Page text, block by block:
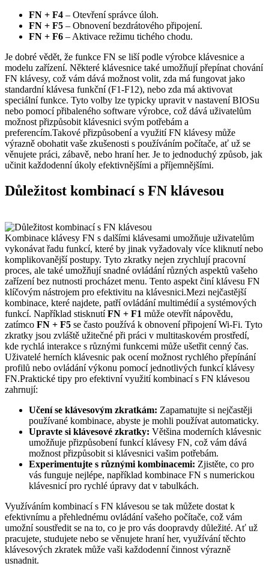
FN + F4 – Otevření správce úloh.
FN + F5 – Obnovení bezdrátového připojení.
FN + F6 – Aktivace režimu tichého chodu.
Je dobré vědět, že funkce FN se liší podle výrobce klávesnice a
modelu zařízení. Některé klávesnice také umožňují přepínat chování
FN klávesy, což vám dává možnost volit, zda má fungovat jako
standardní klávesa funkční (F1-F12), nebo zda má aktivovat
speciální funkce. Tyto volby lze typicky upravit v nastavení BIOSu
nebo pomocí přibaleného software výrobce, což dává uživatelům
možnost přizpůsobit klávesnici svým potřebám a
preferencím.Takové přizpůsobení a využití FN klávesy může
výrazně obohatit vaše zkušenosti s používáním počítače, ať už se
věnujete práci, zábavě, nebo hraní her. Je to jednoduchý způsob, jak
učinit každodenní úkoly efektivnějšími a příjemnějšími.
Důležitost kombinací s FN klávesou
Kombinace klávesy FN s dalšími klávesami umožňuje uživatelům
vykonávat řadu funkcí, které by jinak vyžadovaly více kliknutí nebo
komplikovanější postupy. Tyto zkratky nejen zrychlují pracovní
proces, ale také umožňují snadné ovládání různých aspektů vašeho
zařízení bez nutnosti procházet menu. Tento aspekt činí klávesu FN
klíčovým nástrojem pro efektivitu na klávesnici.Mezi nejčastější
kombinace, které najdete, patří ovládání multimédií a systémových
funkcí. Například stisknutíFN + F1 může otevřít nápovědu,
zatímco FN + F5 se často používá k obnovení připojení Wi-Fi. Tyto
zkratky jsou zvláště užitečné při práci v multitaskovém prostředí,
kde rychlá interakce s různými funkcemi může ušetřit cenný čas.
Uživatelé herních klávesnic pak ocení možnost rychlého přepínání
profilů nebo ovládání výkonu pomocí jednotlivých funkcí klávesy
FN.Praktické tipy pro efektivní využití kombinací s FN klávesou
zahrnují:
Učení se klávesovým zkratkám: Zapamatujte si nejčastěji
používané kombinace, abyste je mohli používat automaticky.
Upravte si klávesové zkratky: Většina moderních klávesnic
umožňuje přizpůsobení funkcí klávesy FN, což vám dává
možnost přizpůsobit si klávesnici vašim potřebám.
Experimentujte s různými kombinacemi: Zjistěte, co pro
vás funguje nejlépe, například kombinace FN s numerickou
klávesnicí pro rychlé úpravy dat v tabulkách.
Využíváním kombinací s FN klávesou se tak můžete dostat k
efektivnímu a přehlednému ovládání vašeho počítače, což vám
umožní soustředit se na to, co je pro vás doopravdy důležité. Ať už
pracujete, studujete nebo se věnujete hraní her, využívání těchto
klávesových zkratek může vaši každodenní činnost výrazně
usnadnit.